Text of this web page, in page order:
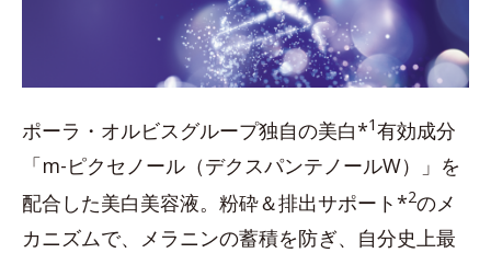
ポーラ・オルビスグループ独自の美白*1有効成分
「m-ピクセノール（デクスパンテノールW）」を
配合した美白美容液。粉砕＆排出サポート*2のメ
カニズムで、メラニンの蓄積を防ぎ、自分史上最